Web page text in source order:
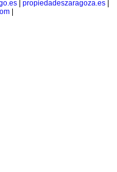
propiedadeszaragoza.es